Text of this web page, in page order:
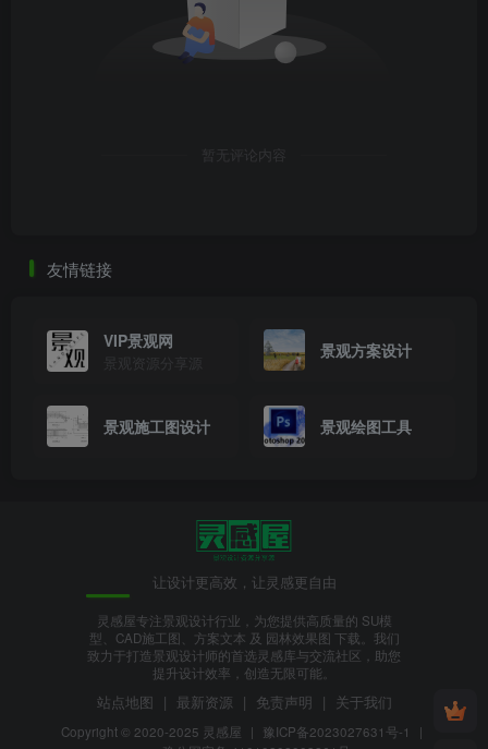
暂无评论内容
友情链接
VIP景观网
景观资源分享源
景观方案设计
景观施工图设计 景观绘图工具
让设计更高效，让灵感更自由
灵感屋专注景观设计行业，为您提供高质量的 SU模
型、CAD施工图、方案文本 及 园林效果图 下载。我们
致力于打造景观设计师的首选灵感库与交流社区，助您
提升设计效率，创造无限可能。
站点地图 | 最新资源 | 免责声明 | 关于我们
Copyright © 2020-2025 灵感屋 | 豫ICP备2023027631号-1
|